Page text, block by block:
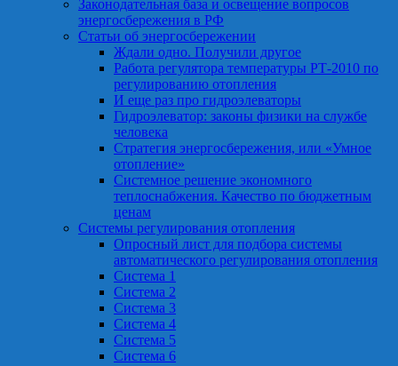
Законодательная база и освещение вопросов
энергосбережения в РФ
Статьи об энергосбережении
Ждали одно. Получили другое
Работа регулятора температуры РТ-2010 по
регулированию отопления
И еще раз про гидроэлеваторы
Гидроэлеватор: законы физики на службе
человека
Стратегия энергосбережения, или «Умное
отопление»
Системное решение экономного
теплоснабжения. Качество по бюджетным
ценам
Системы регулирования отопления
Опросный лист для подбора системы
автоматического регулирования отопления
Система 1
Система 2
Система 3
Система 4
Система 5
Система 6